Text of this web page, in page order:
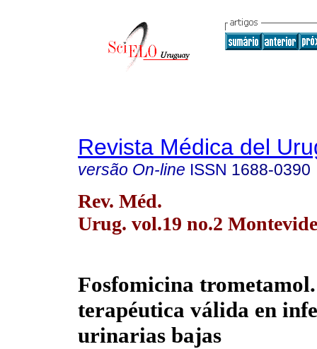
Revista Médica del
versão On-line ISSN 1688-0390
Rev. Méd.
Urug. vol.19 no.2
Fosfomicina
terapéutica válida en
urinarias bajas